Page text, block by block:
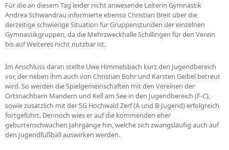
Für die an diesem Tag leider nicht anwesende Leiterin Gymnastik
Andrea Schwandrau informierte ebenso Christian Breit über die
derzeitige schwierige Situation für Gruppenstunden der einzelnen
Gymnastikgruppen, da die Mehrzweckhalle Schillingen für den Verein
bis auf Weiteres nicht nutzbar ist.
Im Anschluss daran stellte Uwe Himmelsbach kurz den Jugendbereich
vor, der neben ihm auch von Christian Bohr und Karsten Geibel betreut
wird. So werden die Spielgemeinschaften mit den Vereinen der
Ortsnachbarn Mandern und Kell am See in den Jugendbereich (F-C),
sowie zusätzlich mit der SG Hochwald Zerf (A und B-Jugend) erfolgreich
fortgeführt. Dennoch wies er auf die kommenden eher
geburtenschwachen Jahrgänge hin, welche sich zwangsläufig auch auf
den Jugendfußball auswirken werden.